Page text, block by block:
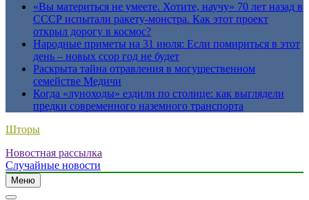
«Вы материться не умеете. Хотите, научу» 70 лет назад в
СССР испытали ракету-монстра. Как этот проект
открыл дорогу в космос?
Народные приметы на 31 июля: Если помириться в этот
день – новых ссор год не будет
Раскрыта тайна отравления в могущественном
семействе Медичи
Когда «луноходы» ездили по столице: как выглядели
предки современного наземного транспорта
Шторы
Новостная рассылка
Случайные новости
Меню